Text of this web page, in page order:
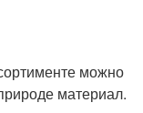
можно
материал.